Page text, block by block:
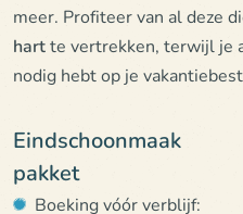
meer. Profiteer van al deze
hartte vertrekken, terwijl je
nodig hebt op je
Eindschoonmaak
pakket
Boeking vóór verblijf: